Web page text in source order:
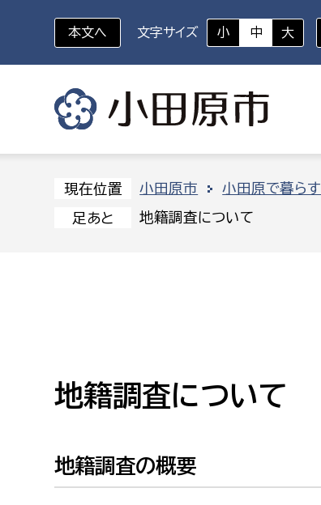
いざというときに
対象者を選択
高校生・大学生など
妊産婦
組織から探す
部に属さない室
市民部
本文へ 文字サイズ 小 中 大
現在位置 小田原市 小田原で暮らす
足あと 地籍調査について
地籍調査について
地籍調査の概要